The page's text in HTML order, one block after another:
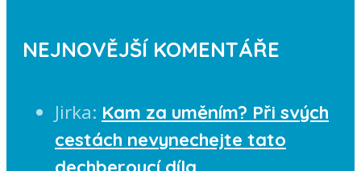
NEJNOVĚJŠÍ KOMENTÁŘE
Jirka: Kam za uměním? Při svých
cestách nevynechejte tato